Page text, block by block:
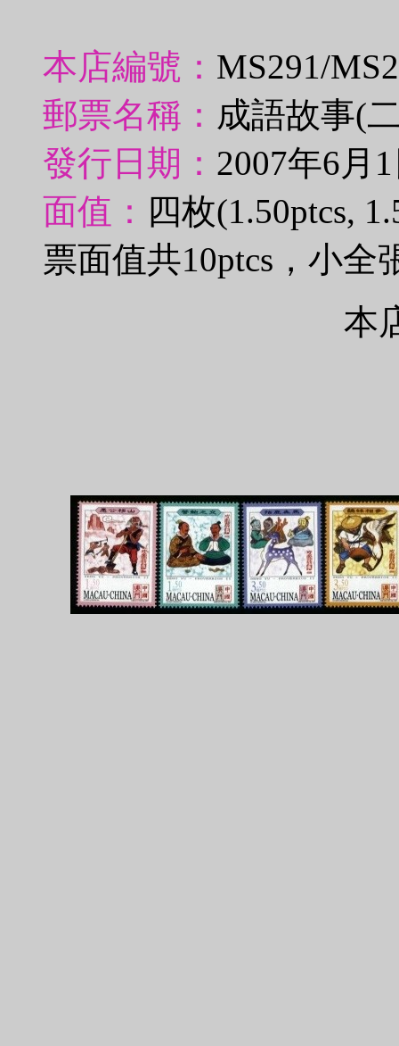
本店編號： MS291/
郵票名稱： 成語故事(
發行日期： 2007年6月
面值： 四枚(1.50ptcs,
票面值共10ptcs，小全
本